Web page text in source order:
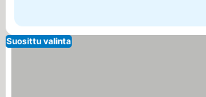
Suosittu valinta